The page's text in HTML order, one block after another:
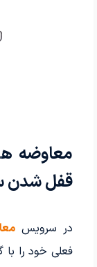
معاوضه
قفل شدن
در سرویس
فعلی خود را با